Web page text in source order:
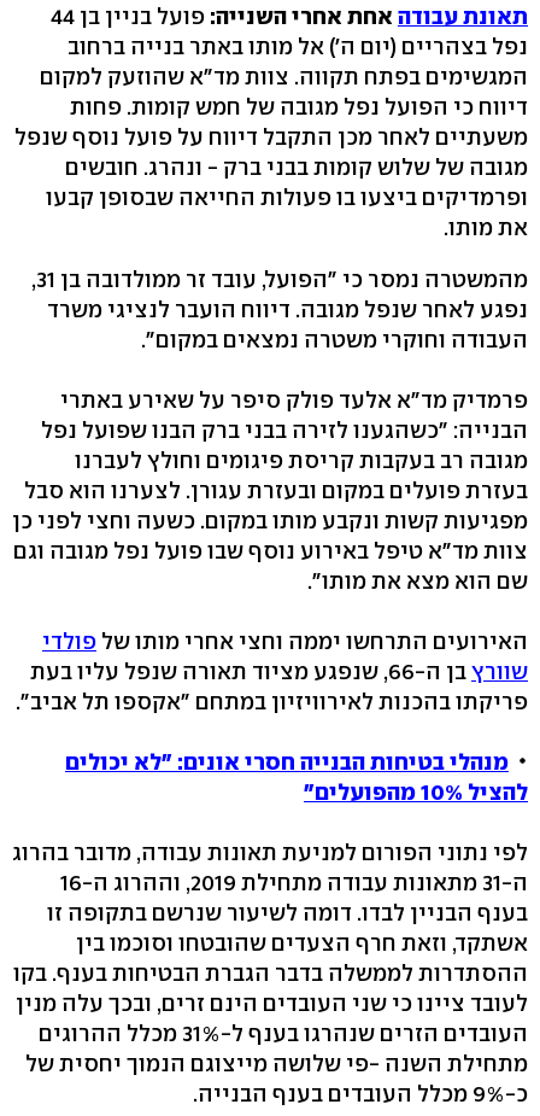
תאונת עבודה אחת אחרי השנייה:
פועל בניין בן 44
נפל בצהריים (יום ה') אל מותו באתר בנייה ברחוב
המגשימים בפתח תקווה. צוות מד"א שהוזעק למקום
דיווח כי הפועל נפל מגובה של חמש קומות. פחות
משעתיים לאחר מכן התקבל דיווח על פועל נוסף שנפל
מגובה של שלוש קומות בבני ברק - ונהרג. חובשים
ופרמדיקים ביצעו בו פעולות החייאה שבסופן קבעו
את מותו.
מהמשטרה נמסר כי "הפועל, עובד זר ממולדובה בן 31,
נפגע לאחר שנפל מגובה. דיווח הועבר לנציגי משרד
העבודה וחוקרי משטרה נמצאים במקום".
פרמדיק מד"א אלעד פולק סיפר על שאירע באתרי
הבנייה: "כשהגענו לזירה בבני ברק הבנו שפועל נפל
מגובה רב בעקבות קריסת פיגומים וחולץ לעברנו
בעזרת פועלים במקום ובעזרת עגורן. לצערנו הוא סבל
מפגיעות קשות ונקבע מותו במקום. כשעה וחצי לפני כן
צוות מד"א טיפל באירוע נוסף שבו פועל נפל מגובה וגם
שם הוא מצא את מותו".
האירועים התרחשו יממה וחצי אחרי מותו של פולדי
שוורץ
בן ה-66, שנפגע מציוד תאורה שנפל עליו בעת
פריקתו בהכנות לאירוויזיון במתחם "אקספו תל אביב".
מנהלי בטיחות הבנייה חסרי אונים: "לא יכולים
להציל 10% מהפועלים"
לפי נתוני הפורום למניעת תאונות עבודה, מדובר בהרוג
ה-31 מתאונות עבודה מתחילת 2019, וההרוג ה-16
בענף הבניין לבדו. דומה לשיעור שנרשם בתקופה זו
אשתקד, וזאת חרף הצעדים שהובטחו וסוכמו בין
ההסתדרות לממשלה בדבר הגברת הבטיחות בענף. בקו
לעובד ציינו כי שני העובדים הינם זרים, ובכך עלה מנין
העובדים הזרים שנהרגו בענף ל-31% מכלל ההרוגים
מתחילת השנה -פי שלושה מייצוגם הנמוך יחסית של
כ-9% מכלל העובדים בענף הבנייה.